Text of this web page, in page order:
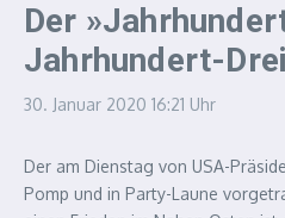
Der
Jahrhundert-
30. Januar 2020 16:21 Uhr
Der am Dienstag von USA-
Pomp und in Party-Laune